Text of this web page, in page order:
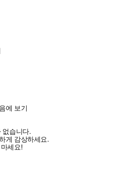
에 보기
없습니다.
게 감상하세요.
세요!